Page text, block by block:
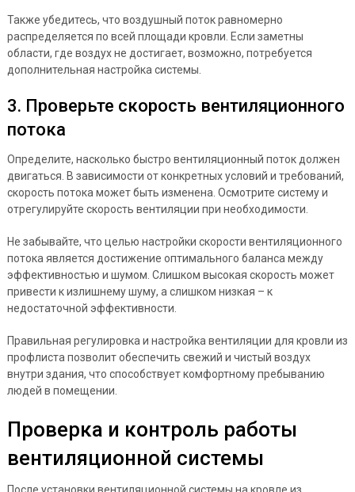
Также убедитесь, что воздушный поток равномерно
распределяется по всей площади кровли. Если заметны
области, где воздух не достигает, возможно, потребуется
дополнительная настройка системы.
3. Проверьте скорость вентиляционного
потока
Определите, насколько быстро вентиляционный поток должен
двигаться. В зависимости от конкретных условий и требований,
скорость потока может быть изменена. Осмотрите систему и
отрегулируйте скорость вентиляции при необходимости.
Не забывайте, что целью настройки скорости вентиляционного
потока является достижение оптимального баланса между
эффективностью и шумом. Слишком высокая скорость может
привести к излишнему шуму, а слишком низкая – к
недостаточной эффективности.
Правильная регулировка и настройка вентиляции для кровли из
профлиста позволит обеспечить свежий и чистый воздух
внутри здания, что способствует комфортному пребыванию
людей в помещении.
Проверка и контроль работы
вентиляционной системы